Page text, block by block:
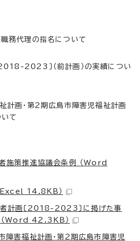
務代理の指名について
2023〕（前計画）の実績につい
計画・第2期広島市障害児福祉計画
いて
施策推進協議会条例 （Word
14.8KB）
計画〔2018-2023〕に掲げた事
（Word 42.3KB）
害福祉計画・第2期広島市障害児